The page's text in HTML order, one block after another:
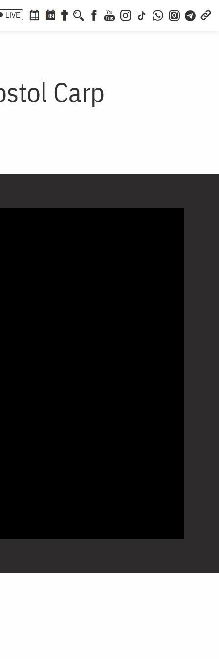
LIVE 09
Carp